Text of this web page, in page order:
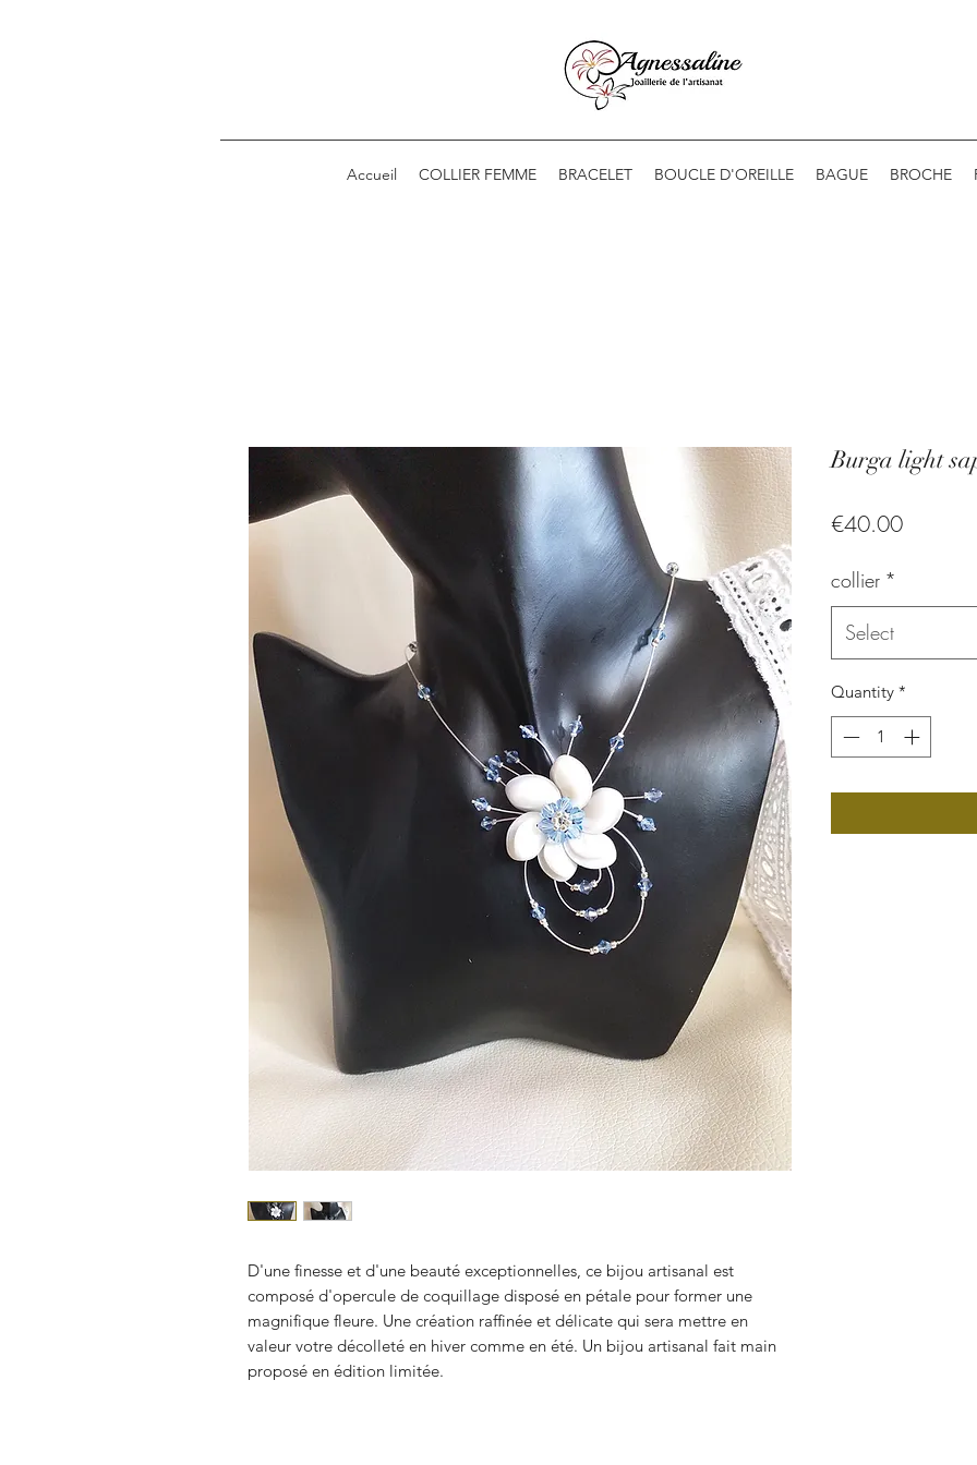
Accueil COLLIER FEMME BRACELET BOUCLE D'OREILLE BAGUE BROCHE
D'une finesse et d'une beauté exceptionnelles, ce bijou artisanal est
composé d'opercule de coquillage disposé en pétale pour former une
magnifique fleure. Une création raffinée et délicate qui sera mettre en
valeur votre décolleté en hiver comme en été. Un bijou artisanal fait main
proposé en édition limitée.
Burga light
€40.00Price
collier *
Select
Quantity *